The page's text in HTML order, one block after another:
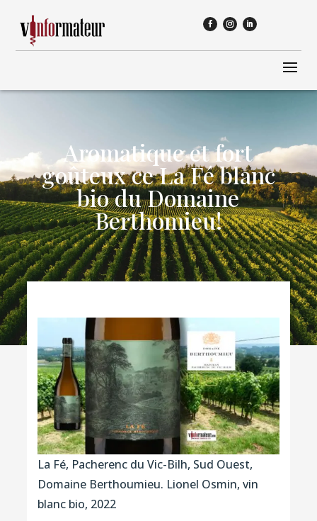
Aromatique et fort
goûteux ce La Fé blanc
bio du Domaine
Berthomieu!
La Fé, Pacherenc du Vic-Bilh, Sud Ouest,
Domaine Berthoumieu. Lionel Osmin, vin
blanc bio, 2022